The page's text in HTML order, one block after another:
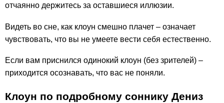
отчаянно держитесь за оставшиеся иллюзии.
Видеть во сне, как клоун смешно плачет – означает
чувствовать, что вы не умеете вести себя естественно.
Если вам приснился одинокий клоун (без зрителей) –
приходится осознавать, что вас не поняли.
Клоун по подробному соннику Дениз